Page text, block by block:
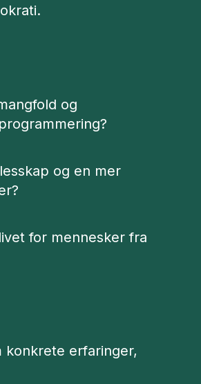
og
og en mer
for mennesker fra
konkrete erfaringer,